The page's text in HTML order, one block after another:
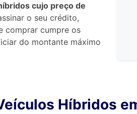
cujo preço de
o seu crédito,
comprar cumpre os
do montante máximo
Híbridos